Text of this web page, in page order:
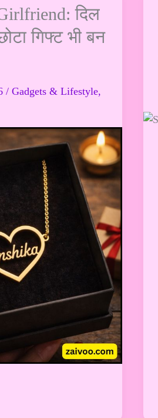
दिल
गिफ्ट भी बन
/ Gadgets & Lifestyle,